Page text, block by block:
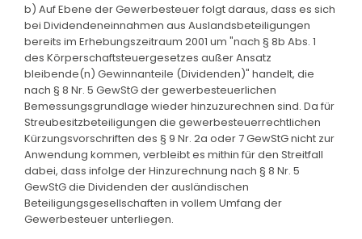
b) Auf Ebene der Gewerbesteuer folgt daraus, dass es sich
bei Dividendeneinnahmen aus Auslandsbeteiligungen
bereits im Erhebungszeitraum 2001 um "nach § 8b Abs. 1
des Körperschaftsteuergesetzes außer Ansatz
bleibende(n) Gewinnanteile (Dividenden)" handelt, die
nach § 8 Nr. 5 GewStG der gewerbesteuerlichen
Bemessungsgrundlage wieder hinzuzurechnen sind. Da für
Streubesitzbeteiligungen die gewerbesteuerrechtlichen
Kürzungsvorschriften des § 9 Nr. 2a oder 7 GewStG nicht zur
Anwendung kommen, verbleibt es mithin für den Streitfall
dabei, dass infolge der Hinzurechnung nach § 8 Nr. 5
GewStG die Dividenden der ausländischen
Beteiligungsgesellschaften in vollem Umfang der
Gewerbesteuer unterliegen.